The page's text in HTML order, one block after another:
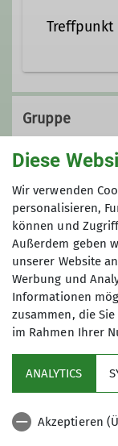
Gruppe
Wir
und 20
Service
Unsere Partner
Diese
Wir verwenden
personalisieren,
können und
Außerdem geben
unserer Website
Werbung und
Informationen
zusammen, die
im Rahmen Ihrer
ANALYTICS
Akzeptieren